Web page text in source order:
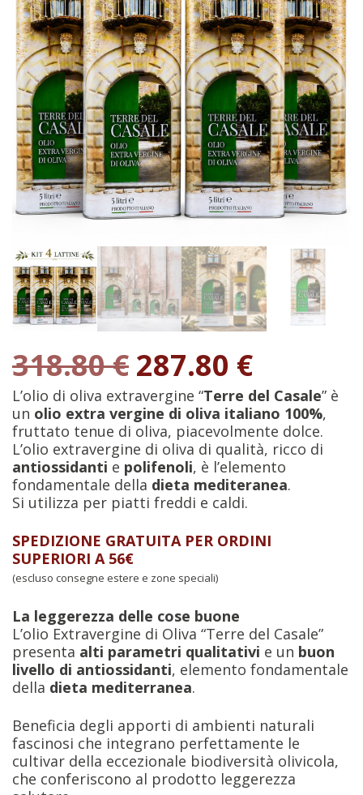
318.80€ Il
prezzo
originale
era:
318.80 €.
287.80 €Ilprezzo
attuale
è:
287.80
L’olio di oliva extravergine “Terre del Casale” è
un olio extra vergine di oliva italiano 100%,
fruttato tenue di oliva, piacevolmente dolce.
L’olio extravergine di oliva di qualità, ricco di
antiossidanti e polifenoli, è l’elemento
fondamentale della dieta mediteranea.
Si utilizza per piatti freddi e caldi.
SPEDIZIONE GRATUITA PER ORDINI
SUPERIORI A 56€
(escluso consegne estere e zone speciali)
La leggerezza delle cose buone
L’olio Extravergine di Oliva “Terre del Casale”
presenta alti parametri qualitativi e un buon
livello di antiossidanti, elemento fondamentale
della dieta mediterranea.
Beneficia degli apporti di ambienti naturali
fascinosi che integrano perfettamente le
cultivar della eccezionale biodiversità olivicola,
che conferiscono al prodotto leggerezza